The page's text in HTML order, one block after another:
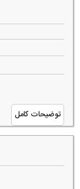
توضیحات کامل